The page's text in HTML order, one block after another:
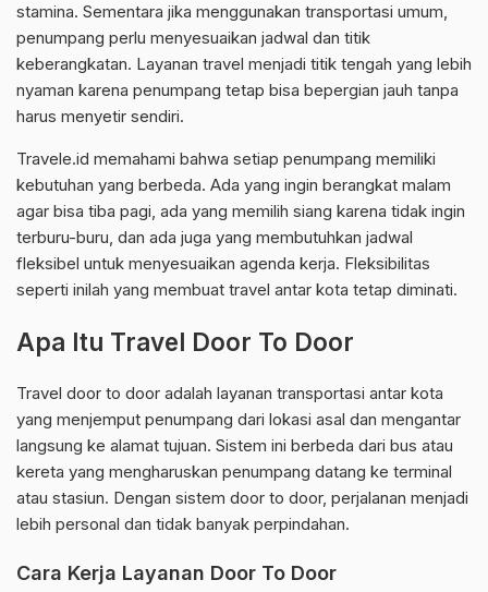
stamina. Sementara jika menggunakan transportasi umum,
penumpang perlu menyesuaikan jadwal dan titik
keberangkatan. Layanan travel menjadi titik tengah yang lebih
nyaman karena penumpang tetap bisa bepergian jauh tanpa
harus menyetir sendiri.
Travele.id memahami bahwa setiap penumpang memiliki
kebutuhan yang berbeda. Ada yang ingin berangkat malam
agar bisa tiba pagi, ada yang memilih siang karena tidak ingin
terburu-buru, dan ada juga yang membutuhkan jadwal
fleksibel untuk menyesuaikan agenda kerja. Fleksibilitas
seperti inilah yang membuat travel antar kota tetap diminati.
Apa Itu Travel Door To Door
Travel door to door adalah layanan transportasi antar kota
yang menjemput penumpang dari lokasi asal dan mengantar
langsung ke alamat tujuan. Sistem ini berbeda dari bus atau
kereta yang mengharuskan penumpang datang ke terminal
atau stasiun. Dengan sistem door to door, perjalanan menjadi
lebih personal dan tidak banyak perpindahan.
Cara Kerja Layanan Door To Door